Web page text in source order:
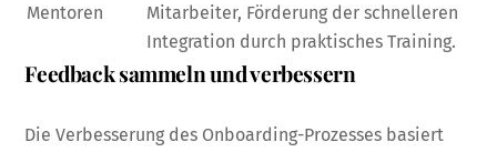
Mentoren
Mitarbeiter, Förderung der schnelleren
Integration durch praktisches Training.
Feedback sammeln und verbessern
Die Verbesserung des Onboarding-Prozesses basiert